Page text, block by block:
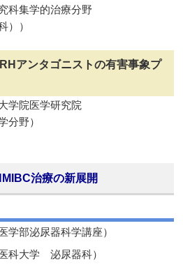
科集学的治療分野
））
アンタゴニストの有害事象プ
大学院医学研究院
分野）
治療の新展開
学部泌尿器科学講座）
科大学 泌尿器科）